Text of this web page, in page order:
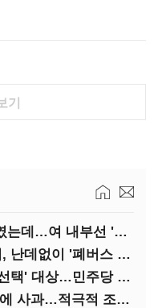
기
이 대통령, '공급' 팔 걷어붙였는데…여 내부선 '부동산 망언'(종합)
공급 속도전 외치더니…황희, 난데없이 '폐버스 리모델링' 제안
송영길 측 "정청래, 국힘 '역선택' 대상…민주당 대표로 총선 지휘 못해"
이 대통령 "국가폭력 피해자에 사과…적극적 조사로 진실 밝혀야"